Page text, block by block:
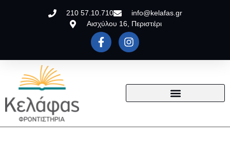
210 57.10.710
info@kelafas.gr
Αισχύλου 16, Περιστέρι